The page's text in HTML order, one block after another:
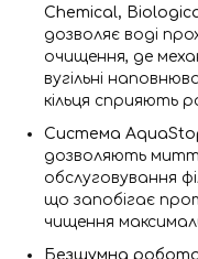
Chemical,
дозволяє воді
очищення, де
вугільні
кільця сприяють
Система
дозволяють
обслуговування
що запобігає
чищення
Безшумна